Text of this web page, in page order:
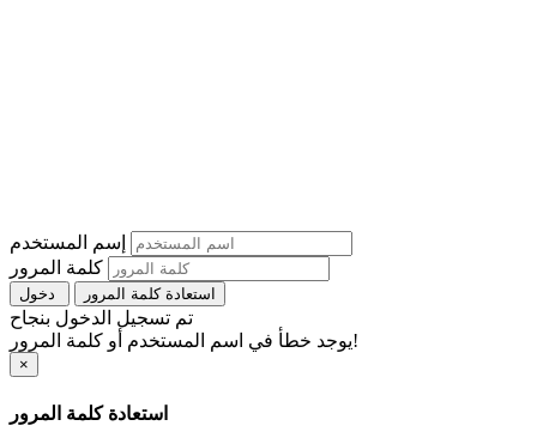
إسم المستخدم
كلمة المرور
استعادة كلمة المرور
تم تسجيل الدخول بنجاح
يوجد خطأ في اسم المستخدم أو كلمة المرور!
×
استعادة كلمة المرور